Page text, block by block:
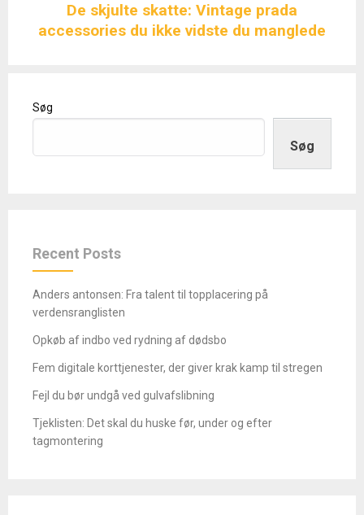
De skjulte skatte: Vintage prada
accessories du ikke vidste du manglede
Søg
Søg
Recent Posts
Anders antonsen: Fra talent til topplacering på
verdensranglisten
Opkøb af indbo ved rydning af dødsbo
Fem digitale korttjenester, der giver krak kamp til stregen
Fejl du bør undgå ved gulvafslibning
Tjeklisten: Det skal du huske før, under og efter
tagmontering